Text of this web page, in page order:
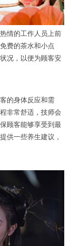
情的工作人员上前
费的茶水和小点
况，以便为顾客安
的身体反应和需
非常舒适，技师会
顾客能够享受到最
供一些养生建议，